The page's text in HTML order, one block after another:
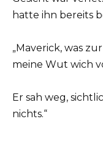
hatte ihn bereits
„Maverick, was
meine Wut wich
Er sah weg,
nichts.“